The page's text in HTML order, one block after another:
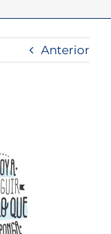
Anterior